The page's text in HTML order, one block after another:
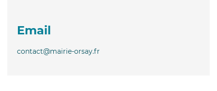
Email
contact@mairie-orsay.fr